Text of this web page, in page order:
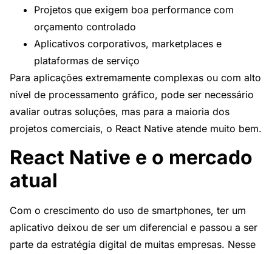
Projetos que exigem boa performance com
orçamento controlado
Aplicativos corporativos, marketplaces e
plataformas de serviço
Para aplicações extremamente complexas ou com alto
nível de processamento gráfico, pode ser necessário
avaliar outras soluções, mas para a maioria dos
projetos comerciais, o React Native atende muito bem.
React Native e o mercado
atual
Com o crescimento do uso de smartphones, ter um
aplicativo deixou de ser um diferencial e passou a ser
parte da estratégia digital de muitas empresas. Nesse